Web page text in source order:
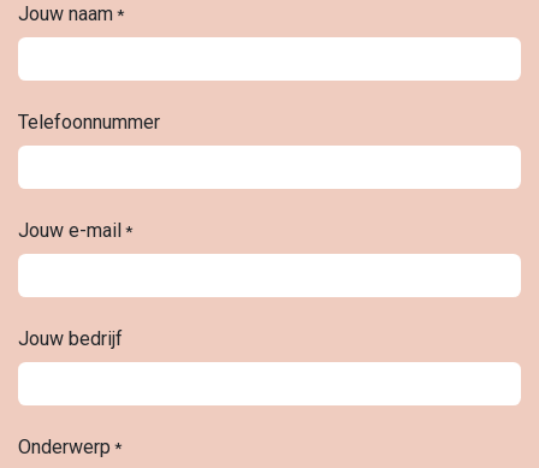
Jouw naam*
Telefoonnummer
Jouw e-mail*
Jouw bedrijf
Onderwerp *